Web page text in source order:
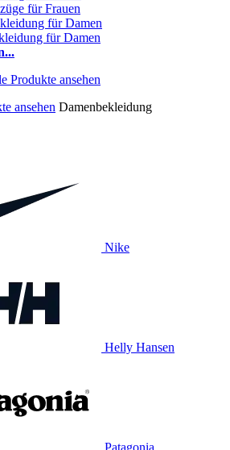
für Frauen
für Damen
für Damen
ansehen Damenbekleidung
Nike
Helly Hansen
Patagonia